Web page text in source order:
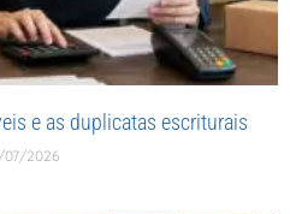
e as duplicatas escriturais
07/2026